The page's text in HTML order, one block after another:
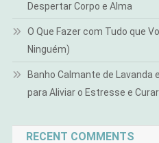
Despertar Corpo e Alma
O Que Fazer com Tudo que
Ninguém)
Banho Calmante de Lavanda
para Aliviar o Estresse e
RECENT COMMENTS